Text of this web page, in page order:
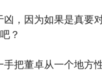
，因为如果是真要
？
把董卓从一个地方